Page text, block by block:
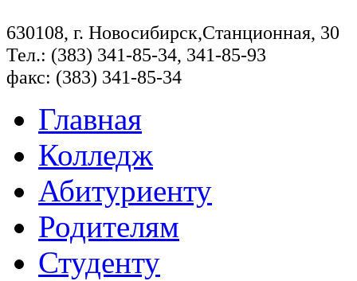
630108, г. Новосибирск,Станционная, 30
Тел.: (383) 341-85-34, 341-85-93
факс: (383) 341-85-34
Главная
Колледж
Абитуриенту
Родителям
Студенту